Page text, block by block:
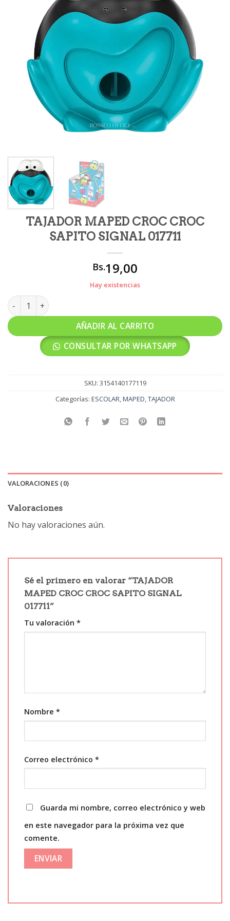
TAJADOR MAPED CROC CROC
SAPITO SIGNAL 017711
Bs.19,00
Hay existencias
TAJADOR MAPED CROC CROC SAPITO SIGNAL 017711
AÑADIR AL CARRITO
CONSULTAR POR WHATSAPP
SKU: 3154140177119
Categorías: ESCOLAR,MAPED,TAJADOR
VALORACIONES (0)
Valoraciones
No hay valoraciones aún.
Sé el primero en valorar “TAJADOR
MAPED CROC CROC SAPITO SIGNAL
017711”
Tu valoración *
Nombre *
Correo electrónico *
Guarda mi nombre, correo electrónico y web
en este navegador para la próxima vez que
comente.